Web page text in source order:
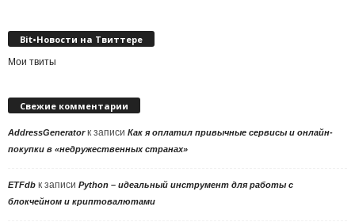
Bit•Новости на Твиттере
Мои твиты
Свежие комментарии
AddressGeneratorк записи Как я оплатил привычные сервисы и онлайн-
покупки в «недружественных странах»
ETFdb к записи Python – идеальный инструмент для работы с
блокчейном и криптовалютами